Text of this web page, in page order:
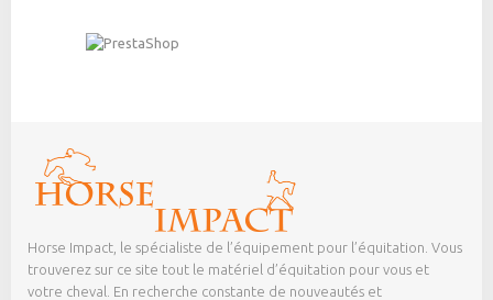
Horse Impact, le spécialiste de l’équipement pour l’équitation. Vous
trouverez sur ce site tout le matériel d’équitation pour vous et
votre cheval. En recherche constante de nouveautés et